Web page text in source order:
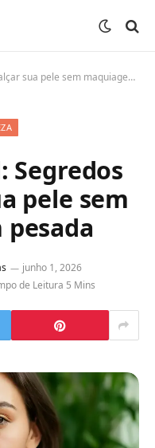
pele sem maquiagem pesada
Segredos
pele sem
junho 1, 2026
de Leitura 5 Mins